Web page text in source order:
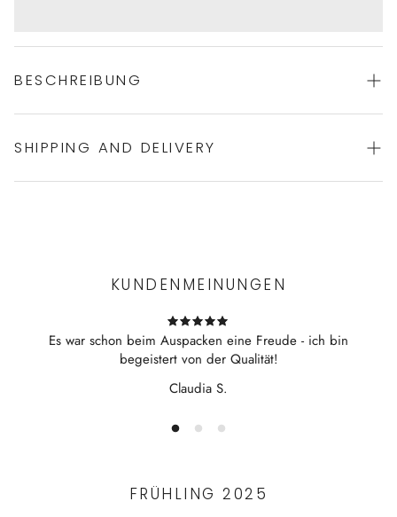
BESCHREIBUNG
Bequemes Nachthemd von HANRO
Länge: 100 cm
SHIPPING AND DELIVERY
KUNDENMEINUNGEN
Es war schon beim Auspacken eine Freude - ich bin
begeistert von der Qualität!
Claudia S.
FRÜHLING 2025